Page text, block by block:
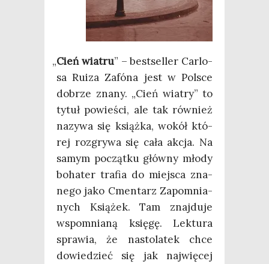
„Cień wia­tru” – best­sel­ler Car­lo­
sa Ruiza Zafó­na jest w Pol­sce
dobrze zna­ny. „Cień wia­try” to
tytuł powie­ści, ale tak rów­nież
nazy­wa się książ­ka, wokół któ­
rej roz­gry­wa się cała akcja. Na
samym począt­ku głów­ny mło­dy
boha­ter tra­fia do miej­sca zna­
ne­go jako Cmen­tarz Zapo­mnia­
nych Ksią­żek. Tam znaj­du­je
wspo­mnia­ną księ­gę. Lek­tu­ra
spra­wia, że nasto­la­tek chce
dowie­dzieć się jak naj­wię­cej